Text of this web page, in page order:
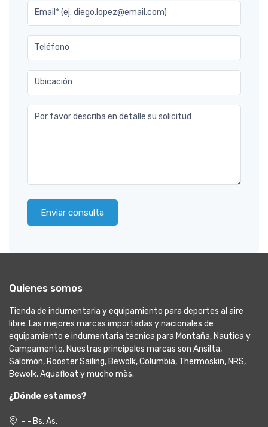
Email* (ej. diego.lopez@email.com)
Teléfono
Ubicación
Por favor describa en detalle su solicitud
Enviar consulta
Quienes somos
Tienda de indumentaria y equipamiento para deportes al aire
libre. Las mejores marcas importadas y nacionales de
equipamiento e indumentaria tecnica para Montaña, Nautica y
Campamento. Nuestras principales marcas son Ansilta,
Salomon, Rooster Sailing, Bewolk, Columbia, Thermoskin, NRS,
Bewolk, Aquafloat y mucho màs.
¿Dónde estamos?
- - Bs. As.